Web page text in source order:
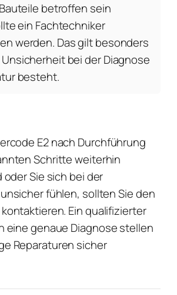
betroffen sein
ein Fachtechniker
werden. Das gilt besonders
bei der Diagnose
besteht.
E2 nach Durchführung
Schritte weiterhin
Sie sich bei der
fühlen, sollten Sie den
Ein qualifizierter
eine genaue Diagnose stellen
Reparaturen sicher